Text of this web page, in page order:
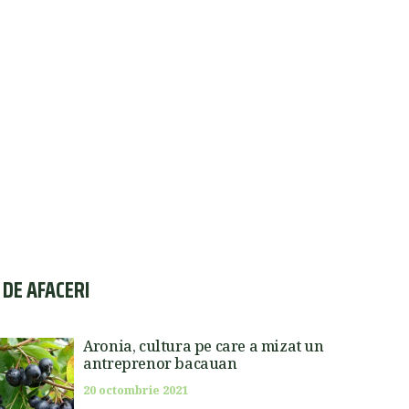
AFACERI
Aronia, cultura pe care a mizat un
antreprenor bacauan
20 octombrie 2021